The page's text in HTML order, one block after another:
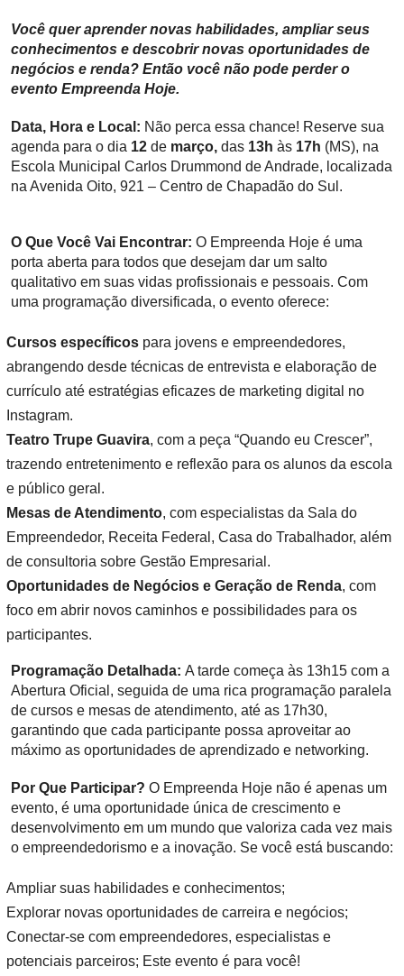
Você quer aprender novas habilidades, ampliar seus
conhecimentos e descobrir novas oportunidades de
negócios e renda? Então você não pode perder o
evento Empreenda Hoje.
Data, Hora e Local: Não perca essa chance! Reserve sua
agenda para o dia 12 de março, das 13h às 17h (MS), na
Escola Municipal Carlos Drummond de Andrade, localizada
na Avenida Oito, 921 – Centro de Chapadão do Sul.
O Que Você Vai Encontrar: O Empreenda Hoje é uma
porta aberta para todos que desejam dar um salto
qualitativo em suas vidas profissionais e pessoais. Com
uma programação diversificada, o evento oferece:
Cursos específicos para jovens e empreendedores,
abrangendo desde técnicas de entrevista e elaboração de
currículo até estratégias eficazes de marketing digital no
Instagram.
Teatro Trupe Guavira, com a peça “Quando eu Crescer”,
trazendo entretenimento e reflexão para os alunos da escola
e público geral.
Mesas de Atendimento, com especialistas da Sala do
Empreendedor, Receita Federal, Casa do Trabalhador, além
de consultoria sobre Gestão Empresarial.
Oportunidades de Negócios e Geração de Renda, com
foco em abrir novos caminhos e possibilidades para os
participantes.
Programação Detalhada: A tarde começa às 13h15 com a
Abertura Oficial, seguida de uma rica programação paralela
de cursos e mesas de atendimento, até as 17h30,
garantindo que cada participante possa aproveitar ao
máximo as oportunidades de aprendizado e networking.
Por Que Participar? O Empreenda Hoje não é apenas um
evento, é uma oportunidade única de crescimento e
desenvolvimento em um mundo que valoriza cada vez mais
o empreendedorismo e a inovação. Se você está buscando:
Ampliar suas habilidades e conhecimentos;
Explorar novas oportunidades de carreira e negócios;
Conectar-se com empreendedores, especialistas e
potenciais parceiros; Este evento é para você!